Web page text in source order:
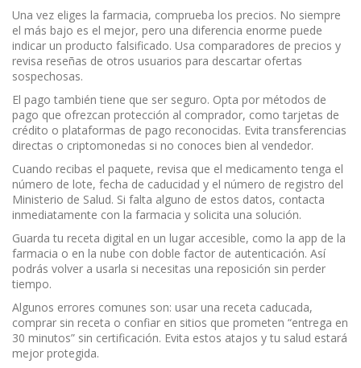
Una vez eliges la farmacia, comprueba los precios. No siempre
el más bajo es el mejor, pero una diferencia enorme puede
indicar un producto falsificado. Usa comparadores de precios y
revisa reseñas de otros usuarios para descartar ofertas
sospechosas.
El pago también tiene que ser seguro. Opta por métodos de
pago que ofrezcan protección al comprador, como tarjetas de
crédito o plataformas de pago reconocidas. Evita transferencias
directas o criptomonedas si no conoces bien al vendedor.
Cuando recibas el paquete, revisa que el medicamento tenga el
número de lote, fecha de caducidad y el número de registro del
Ministerio de Salud. Si falta alguno de estos datos, contacta
inmediatamente con la farmacia y solicita una solución.
Guarda tu receta digital en un lugar accesible, como la app de la
farmacia o en la nube con doble factor de autenticación. Así
podrás volver a usarla si necesitas una reposición sin perder
tiempo.
Algunos errores comunes son: usar una receta caducada,
comprar sin receta o confiar en sitios que prometen “entrega en
30 minutos” sin certificación. Evita estos atajos y tu salud estará
mejor protegida.